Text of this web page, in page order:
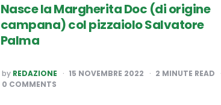
Nasce la Margherita Doc (di origine
campana) col pizzaiolo Salvatore
Palma
POSTED
BY
by REDAZIONE 15 NOVEMBRE 2022 2 MINUTE READ
0 COMMENTS